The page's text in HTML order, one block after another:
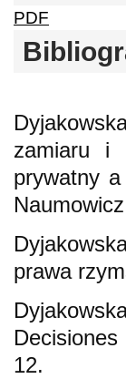
PDF
zamiaru i
prywatny
prawa
12.